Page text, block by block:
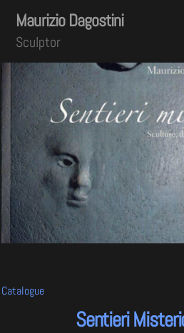
Skip
content
Maurizio Dagostini
Sculptor
Catalogue
Sentieri